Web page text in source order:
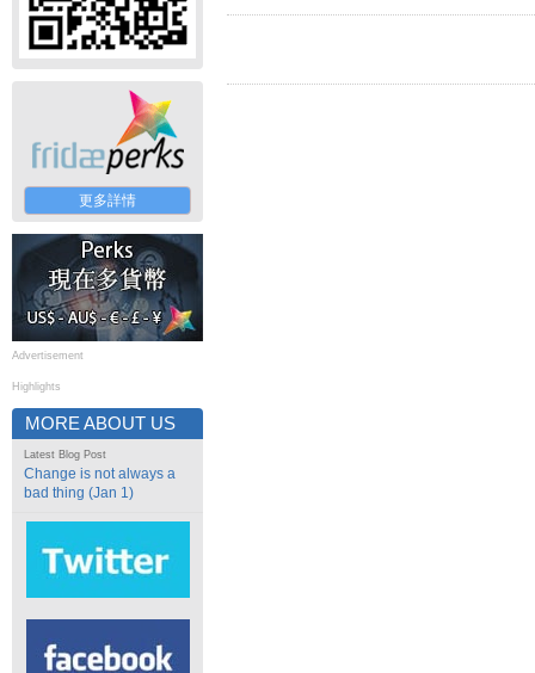
更多詳情
Advertisement
Highlights
MORE ABOUT US
Latest Blog Post
Change is not always a
bad thing (Jan 1)